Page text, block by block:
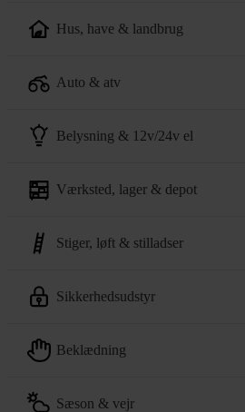
hus, have & landbrug
auto & atv
belysning & 12v/24v el
værksted, lager & depot
stiger, løft & stilladser
sikkerhedsudstyr
beklædning
sæson & vejr